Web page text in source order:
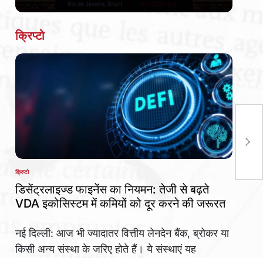
क्रिप्टो
POSTED
IN
क्रिप्टो
डिसेंट्रलाइज्ड फाइनेंस का नियमन: तेजी से बढ़ते
VDA इकोसिस्टम में कमियों को दूर करने की जरूरत
नई दिल्ली: आज भी ज्यादातर वित्तीय लेनदेन बैंक, ब्रोकर या
किसी अन्य संस्था के जरिए होते हैं। ये संस्थाएं यह